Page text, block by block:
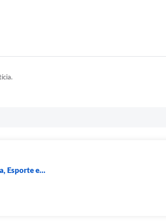
Esporte e...